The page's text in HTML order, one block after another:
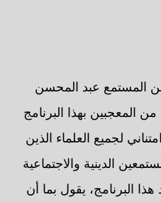
المستمع عبد المحسن
من المعجبين بهذا البرنامج
لجميع العلماء الذين
الدينية والاجتماعية
البرنامج، يقول بما أن